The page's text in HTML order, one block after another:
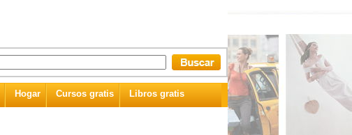
Hogar Cursos gratis Libros gratis